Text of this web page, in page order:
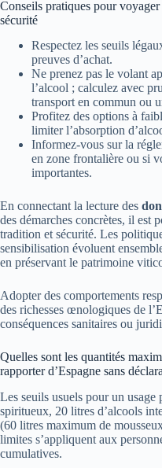
Conseils pratiques pour
sécurité
Respectez les seuils
preuves d’achat.
Ne prenez pas le volant
l’alcool ; calculez avec
transport en commun ou
Profitez des options à
limiter l’absorption
Informez-vous sur la
en zone frontalière ou si
importantes.
En connectant la lecture des
des démarches concrètes, il est
tradition et sécurité. Les
sensibilisation évoluent
en préservant le patrimoine
Adopter des comportements
des richesses œnologiques de
conséquences sanitaires ou
Quelles sont les quantités
rapporter d’Espagne sans
Les seuils usuels pour un usage
spiritueux, 20 litres d’alcools
(60 litres maximum de
limites s’appliquent aux
cumulatives.